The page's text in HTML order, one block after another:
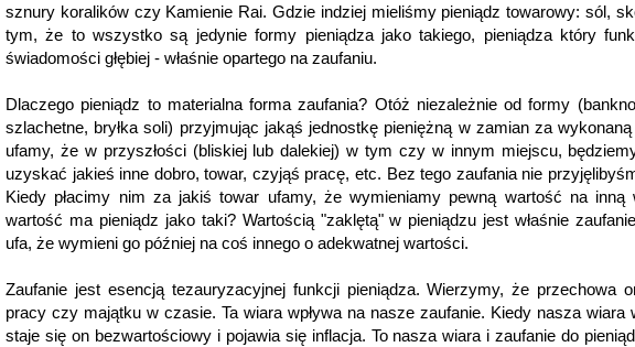
sznury koralików czy Kamienie Rai. Gdzie indziej mieliśmy pieniądz towarowy: sól,
tym, że to wszystko są jedynie formy pieniądza jako takiego, pieniądza który
świadomości głębiej - właśnie opartego na zaufaniu.
Dlaczego pieniądz to materialna forma zaufania? Otóż niezależnie od formy
szlachetne, bryłka soli) przyjmując jakąś jednostkę pieniężną w zamian za
ufamy, że w przyszłości (bliskiej lub dalekiej) w tym czy w innym miejscu,
uzyskać jakieś inne dobro, towar, czyjąś pracę, etc. Bez tego zaufania nie
Kiedy płacimy nim za jakiś towar ufamy, że wymieniamy pewną wartość na inną
wartość ma pieniądz jako taki? Wartością "zaklętą" w pieniądzu jest właśnie
ufa, że wymieni go później na coś innego o adekwatnej wartości.
Zaufanie jest esencją tezauryzacyjnej funkcji pieniądza. Wierzymy, że przechowa
pracy czy majątku w czasie. Ta wiara wpływa na nasze zaufanie. Kiedy nasza wiara
staje się on bezwartościowy i pojawia się inflacja. To nasza wiara i zaufanie do